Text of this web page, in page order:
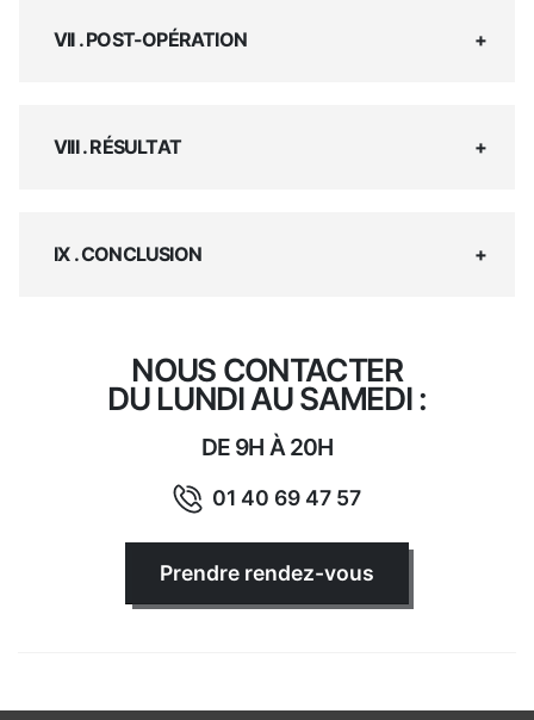
VII . POST-OPÉRATION
VIII . RÉSULTAT
IX . CONCLUSION
NOUS CONTACTER
DU LUNDI AU SAMEDI :
DE 9H À 20H
01 40 69 47 57
Prendre rendez-vous